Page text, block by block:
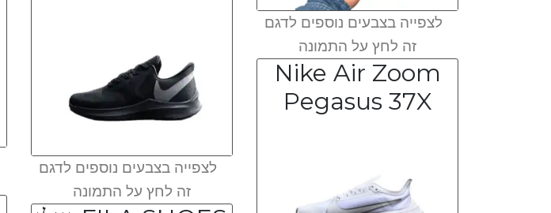
לצפייה בצבעים נוספים לדגם
זה לחץ על התמונה
לצפייה בצבעים נוספים לדגם
זה לחץ על התמונה
Nike Air Zoom
Pegasus 37X